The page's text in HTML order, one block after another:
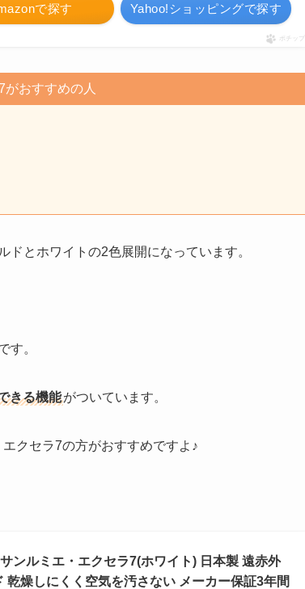
で探す Yahoo!ショッピングで探す
ポチップ
おすすめの人
とホワイトの2色展開になっています。
す。
きる機能がついています。
クセラ7の方がおすすめですよ♪
ンルミエ・エクセラ7(ホワイト) 日本製 遠赤外
燥しにくく空気を汚さない メーカー保証3年間